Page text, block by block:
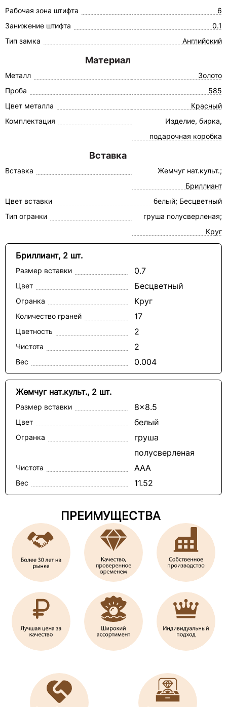
Рабочая зона штифта
6
Занижение штифта
0.1
Тип замка
Английский
Материал
Металл
Золото
Проба
585
Цвет металла
Красный
Комплектация
Изделие, бирка,
подарочная коробка
Вставка
Вставка
Жемчуг нат.культ.;
Бриллиант
Цвет вставки
белый; Бесцветный
Тип огранки
груша полусверленая;
Круг
Бриллиант, 2 шт.
Размер вставки 0.7
Цвет Бесцветный
Огранка Круг
Количество граней 17
Цветность 2
Чистота 2
Вес 0.004
Жемчуг нат.культ., 2 шт.
Размер вставки 8x8.5
Цвет белый
Огранка
груша
полусверленая
Чистота ААА
Вес 11.52
ПРЕИМУЩЕСТВА